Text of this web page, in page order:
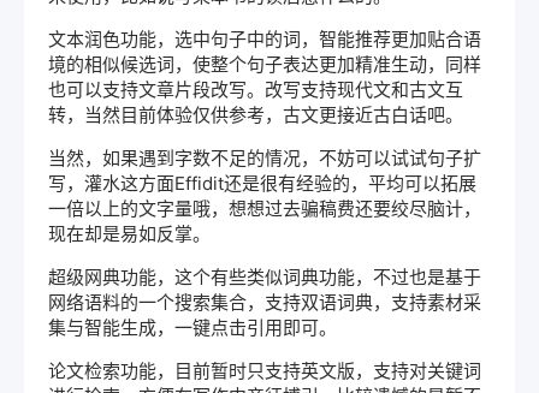
文本润色功能，选中句子中的词，智能推荐更加贴合语
境的相似候选词，使整个句子表达更加精准生动，同样
也可以支持文章片段改写。改写支持现代文和古文互
转，当然目前体验仅供参考，古文更接近古白话吧。
当然，如果遇到字数不足的情况，不妨可以试试句子扩
写，灌水这方面Effidit还是很有经验的，平均可以拓展
一倍以上的文字量哦，想想过去骗稿费还要绞尽脑计，
现在却是易如反掌。
超级网典功能，这个有些类似词典功能，不过也是基于
网络语料的一个搜索集合，支持双语词典，支持素材采
集与智能生成，一键点击引用即可。
论文检索功能，目前暂时只支持英文版，支持对关键词